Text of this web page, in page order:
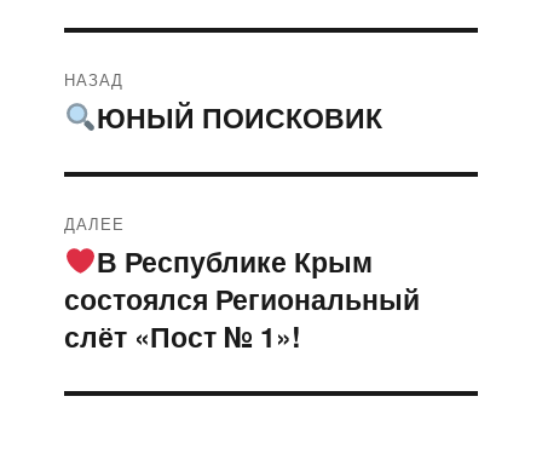
по
НАЗАД
Предыдущая
ЮНЫЙ ПОИСКОВИК
ДАЛЕЕ
Следующая
запись:
В Республике Крым
состоялся Региональный
слёт «Пост № 1»!